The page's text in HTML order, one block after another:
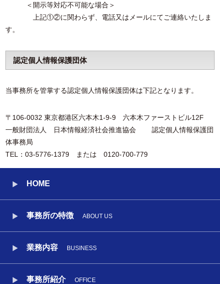
＜開示等対応不可能な場合＞
上記①②に関わらず、電話又はメールにてご連絡いたしま
す。
認定個人情報保護団体
当事務所を管掌する認定個人情報保護団体は下記となります。
〒106-0032 東京都港区六本木1-9-9 六本木ファーストビル12F
一般財団法人 日本情報経済社会推進協会 認定個人情報保護団
体事務局
TEL：03-5776-1379 または 0120-700-779
HOME
事務所の特徴 ABOUT US
業務内容 BUSINESS
事務所紹介 OFFICE